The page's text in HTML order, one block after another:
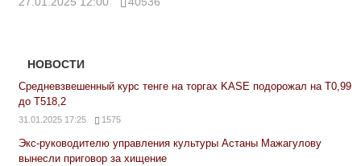
НОВОСТИ
Средневзвешенный курс тенге на торгах KASE подорожал на Т0,99
до Т518,2
31.01.2025 17:25 1575
Экс-руководителю управления культуры Астаны Мажагулову
вынесли приговор за хищение